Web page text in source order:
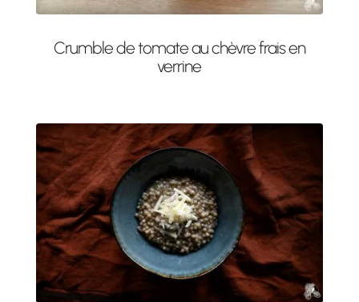
Crumble de tomate au chèvre frais en
verrine